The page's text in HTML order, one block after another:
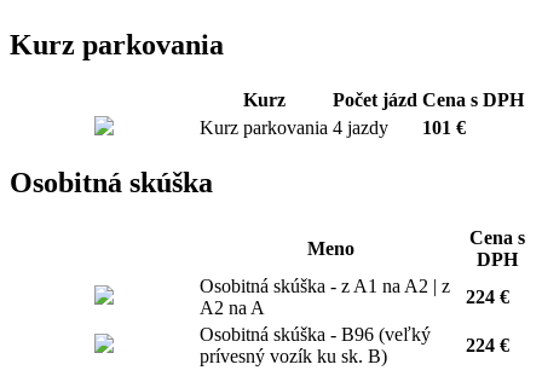
Kurz parkovania
Kurz Počet jázd Cena s DPH
Kurz parkovania 4 jazdy 101 €
Osobitná skúška
Meno
Cena s
DPH
Osobitná skúška - z A1 na A2 | z
A2 na A
224 €
Osobitná skúška - B96 (veľký
prívesný vozík ku sk. B)
224 €